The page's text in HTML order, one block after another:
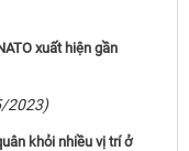
xuất hiện gần
2023)
khỏi nhiều vị trí ở